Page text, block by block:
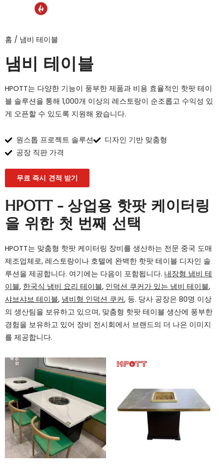
홈 / 냄비 테이블
냄비 테이블
HPOTT는 다양한 기능이 풍부한 제품과 비용 효율적인 핫팟 테이
블 솔루션을 통해 1,000개 이상의 레스토랑이 순조롭고 수익성 있
게 오픈할 수 있도록 지원해 왔습니다.
원스톱 프로젝트 솔루션
디자인 기반 맞춤형
공장 직판 가격
무료 즉시 견적 받기
HPOTT - 상업용 핫팟 케이터링
을 위한 첫 번째 선택
HPOTT는 맞춤형 핫팟 케이터링 장비를 생산하는 전문 중국 도매
제조업체로, 레스토랑이나 호텔에 완벽한 핫팟 테이블 디자인 솔
루션을 제공합니다. 여기에는 다음이 포함됩니다. 내장형 냄비 테
이블, 한국식 냄비 요리 테이블, 인덕션 쿠커가 있는 냄비 테이블,
샤브샤브 테이블, 냄비형 인덕션 쿠커, 등. 당사 공장은 80명 이상
의 생산팀을 보유하고 있으며, 맞춤형 핫팟 테이블 생산에 풍부한
경험을 보유하고 있어 장비 전시회에서 브랜드의 더 나은 이미지
를 제공합니다.